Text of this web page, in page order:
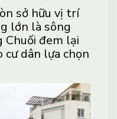
sở hữu vị trí
lớn là sông
Chuối đem lại
dân lựa chọn